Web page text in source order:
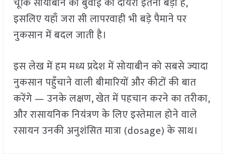
इसलिए यहाँ जरा सी लापरवाही भी बड़े पैमाने पर
नुकसान में बदल जाती है।
इस लेख में हम मध्य प्रदेश में सोयाबीन को सबसे ज्यादा
नुकसान पहुँचाने वाली बीमारियों और कीटों की बात
करेंगे — उनके लक्षण, खेत में पहचान करने का तरीका,
और रासायनिक नियंत्रण के लिए इस्तेमाल होने वाले
रसायन उनकी अनुशंसित मात्रा (dosage) के साथ।